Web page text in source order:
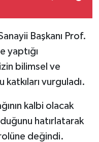
Başkanı Prof.
yaptığı
bilimsel ve
vurguladı.
kalbi olacak
hatırlatarak
değindi.